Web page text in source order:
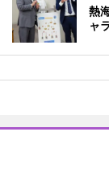
熱
ャ